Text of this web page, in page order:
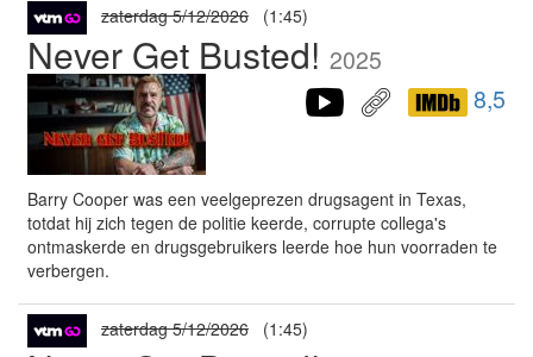
zaterdag 5/12/2026 (1:45)
Never Get Busted! 2025
8,5
Barry Cooper was een veelgeprezen drugsagent in Texas,
totdat hij zich tegen de politie keerde, corrupte collega's
ontmaskerde en drugsgebruikers leerde hoe hun voorraden te
verbergen.
zaterdag 5/12/2026 (1:45)